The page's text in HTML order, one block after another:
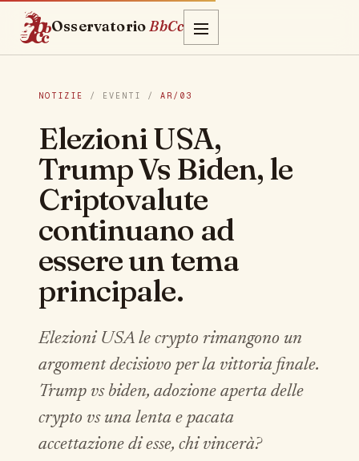
OsservatorioBbCc
NOTIZIE / EVENTI / AR/03
Elezioni USA,
Trump Vs Biden, le
Criptovalute
continuano ad
essere un tema
principale.
Elezioni USA le crypto rimangono un
argoment decisiovo per la vittoria finale.
Trump vs biden, adozione aperta delle
crypto vs una lenta e pacata
accettazione di esse, chi vincerà?